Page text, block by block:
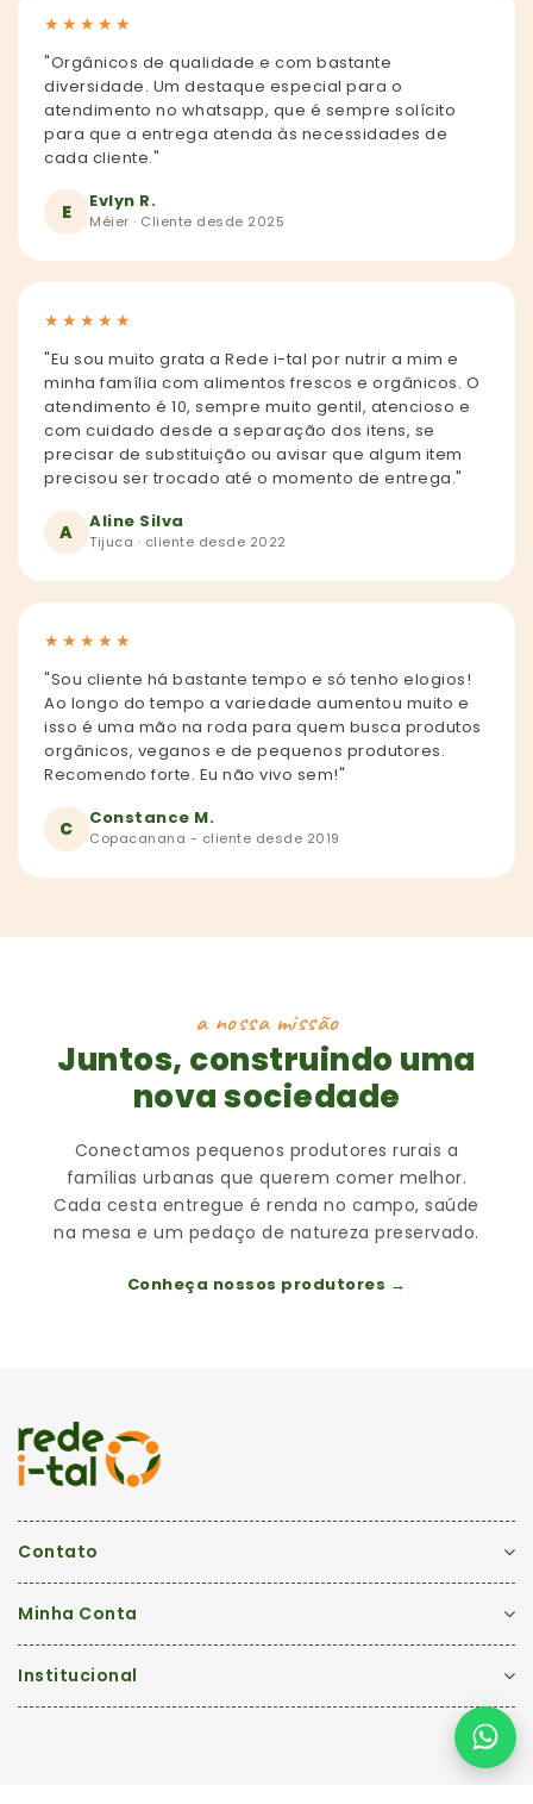
★ ★ ★ ★ ★
"Orgânicos de qualidade e com bastante
diversidade. Um destaque especial para o
atendimento no whatsapp, que é sempre solícito
para que a entrega atenda às necessidades de
cada cliente."
E Evlyn R.
Méier · Cliente desde 2025
★ ★ ★ ★ ★
"Eu sou muito grata a Rede i-tal por nutrir a mim e
minha família com alimentos frescos e orgânicos. O
atendimento é 10, sempre muito gentil, atencioso e
com cuidado desde a separação dos itens, se
precisar de substituição ou avisar que algum item
precisou ser trocado até o momento de entrega."
A Aline Silva
Tijuca · cliente desde 2022
★ ★ ★ ★ ★
"Sou cliente há bastante tempo e só tenho elogios!
Ao longo do tempo a variedade aumentou muito e
isso é uma mão na roda para quem busca produtos
orgânicos, veganos e de pequenos produtores.
Recomendo forte. Eu não vivo sem!"
C Constance M.
Copacanana - cliente desde 2019
a nossa missão
Juntos, construindo uma
nova sociedade
Conectamos pequenos produtores rurais a
famílias urbanas que querem comer melhor.
Cada cesta entregue é renda no campo, saúde
na mesa e um pedaço de natureza preservado.
Conheça nossos produtores →
Contato
Minha Conta
Institucional